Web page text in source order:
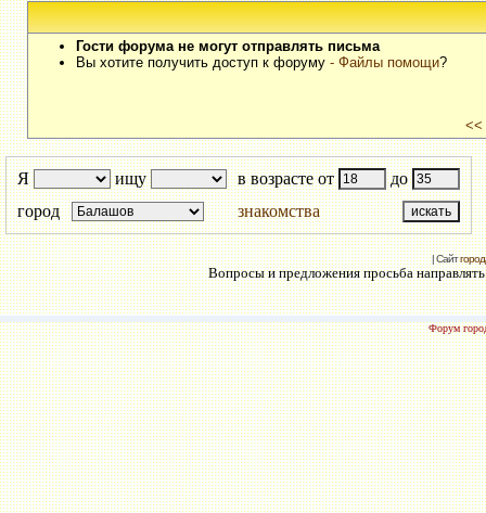
Гости форума не могут отправлять письма
Вы хотите получить доступ к форуму - Файлы помощи?
<<
Я ищу в возрасте от
до
город
знакомства
| Сайт
Вопросы и предложения просьба
Форум